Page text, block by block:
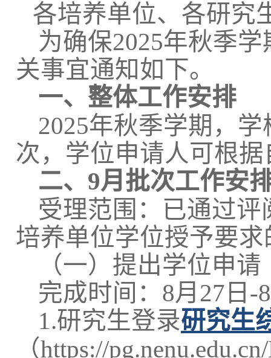
各培养单位、各研究
为确保2025年秋季
关事宜通知如下。
一、整体工作安排
2025年秋季学期，
次，学位申请人可根
二、9月批次工作安
受理范围：已通过
培养单位学位授予要
（一）提出学位申请
完成时间：8月27日-
1.研究生登录研究生
（https://